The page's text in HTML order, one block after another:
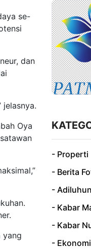
se-
dan
jelasnya.
Oya
yang
- Properti
- Berita
-
- Kabar
- Kabar
-